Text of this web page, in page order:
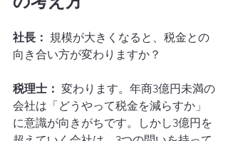
社長： 規模が大きくなると、税金との
向き合い方が変わりますか？
税理士： 変わります。年商3億円未満の
会社は「どうやって税金を減らすか」
に意識が向きがちです。しかし3億円を